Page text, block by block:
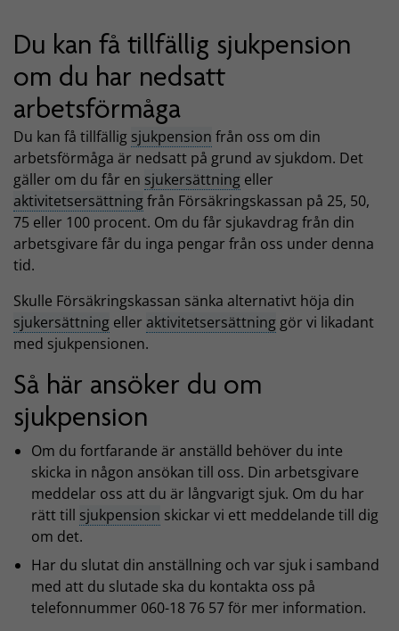
Du kan få tillfällig sjukpension
om du har nedsatt
arbetsförmåga
Du kan få tillfällig sjukpension från oss om din
arbetsförmåga är nedsatt på grund av sjukdom. Det
gäller om du får en sjukersättning eller
aktivitetsersättningfrån Försäkringskassan på 25, 50,
75 eller 100 procent. Om du får sjukavdrag från din
arbetsgivare får du inga pengar från oss under denna
tid.
Skulle Försäkringskassan sänka alternativt höja din
sjukersättning eller aktivitetsersättninggör vi likadant
med sjukpensionen.
Så här ansöker du om
sjukpension
Om du fortfarande är anställd behöver du inte
skicka in någon ansökan till oss. Din arbetsgivare
meddelar oss att du är långvarigt sjuk. Om du har
rätt till sjukpension skickar vi ett meddelande till dig
om det.
Har du slutat din anställning och var sjuk i samband
med att du slutade ska du kontakta oss på
telefonnummer 060-18 76 57 för mer information.